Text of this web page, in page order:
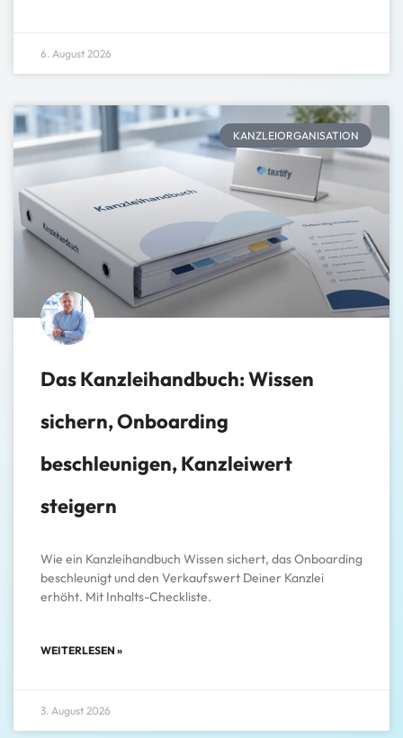
6. August 2026
KANZLEIORGANISATION
Das Kanzleihandbuch: Wissen
sichern, Onboarding
beschleunigen, Kanzleiwert
steigern
Wie ein Kanzleihandbuch Wissen sichert, das Onboarding
beschleunigt und den Verkaufswert Deiner Kanzlei
erhöht. Mit Inhalts-Checkliste.
WEITERLESEN »
3. August 2026